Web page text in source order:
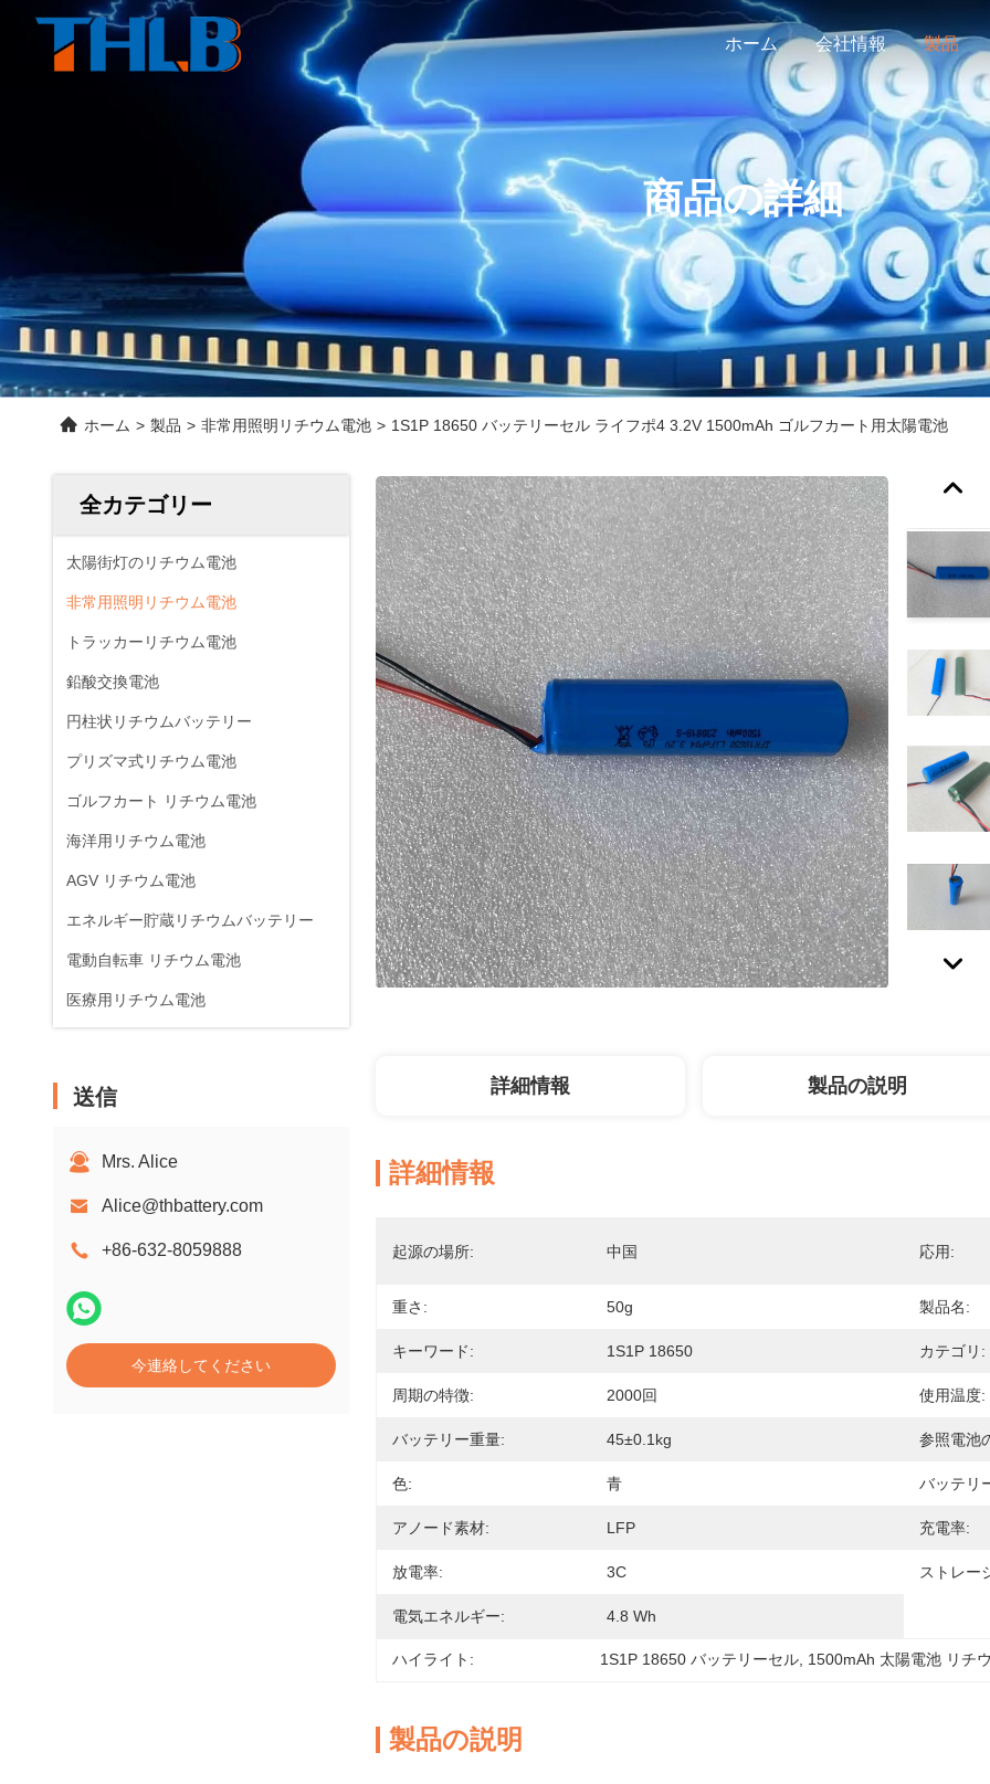
ホーム 会社情報 製品
商品の詳細
ホーム > 製品 > 非常用照明リチウム電池 > 1S1P 18650 バッテリーセル ライフポ4 3.2V 1500mAh ゴルフカート用太陽電池
全カテゴリー
太陽街灯のリチウム電池
非常用照明リチウム電池
トラッカーリチウム電池
鉛酸交換電池
円柱状リチウムバッテリー
プリズマ式リチウム電池
ゴルフカート リチウム電池
海洋用リチウム電池
AGV リチウム電池
エネルギー貯蔵リチウムバッテリー
電動自転車 リチウム電池
医療用リチウム電池
送信
Mrs. Alice
Alice@thbattery.com
+86-632-8059888
今連絡してください
詳細情報 製品の説明
詳細情報
起源の場所: 中国 応用:
重さ: 50g 製品名:
キーワード: 1S1P 18650 カテゴリ:
周期の特徴: 2000回 使用温度:
バッテリー重量: 45±0.1kg 参照電池
色: 青 バッテリ
アノード素材: LFP 充電率:
放電率: 3C ストレー
電気エネルギー: 4.8 Wh
ハイライト: 1S1P 18650 バッテリーセル 1500mAh 太陽電池 リチ
製品の説明